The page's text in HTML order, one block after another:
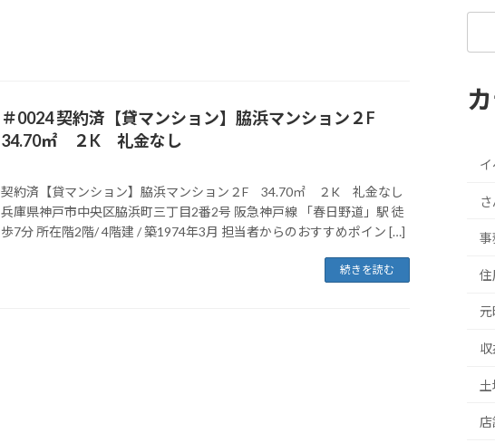
＃0024 契約済【貸マンション】脇浜マンション２F
34.70㎡ ２K 礼金なし
契約済【貸マンション】脇浜マンション２F 34.70㎡ ２K 礼金なし
兵庫県神戸市中央区脇浜町三丁目2番2号 阪急神戸線 「春日野道」駅 徒
歩7分 所在階2階/ 4階建 / 築1974年3月 担当者からのおすすめポイン […]
続きを読む
事
住
土
店